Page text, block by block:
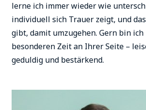
lerne ich immer wieder wie
individuell sich Trauer zeigt, und
gibt, damit umzugehen. Gern bin
besonderen Zeit an Ihrer Seite –
geduldig und bestärkend.